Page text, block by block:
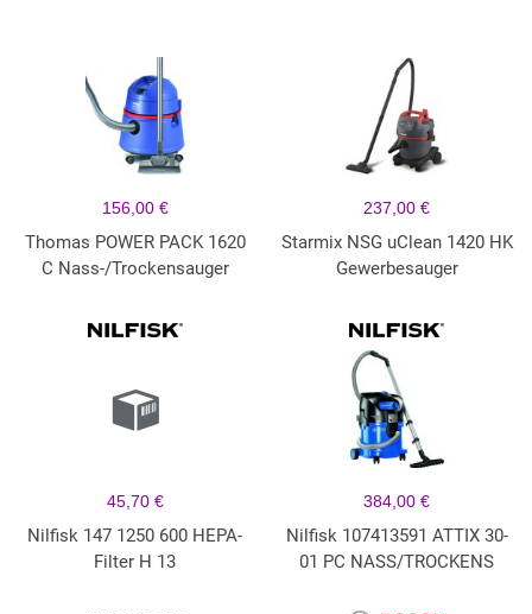
156,00 €
Thomas POWER PACK 1620
C Nass-/Trockensauger
237,00 €
Starmix NSG uClean 1420 HK
Gewerbesauger
45,70 €
Nilfisk 147 1250 600 HEPA-
Filter H 13
384,00 €
Nilfisk 107413591 ATTIX 30-
01 PC NASS/TROCKENS